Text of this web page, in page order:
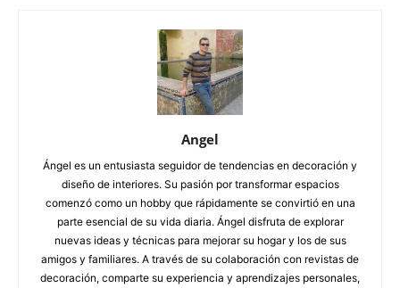
Angel
Ángel es un entusiasta seguidor de tendencias en decoración y
diseño de interiores. Su pasión por transformar espacios
comenzó como un hobby que rápidamente se convirtió en una
parte esencial de su vida diaria. Ángel disfruta de explorar
nuevas ideas y técnicas para mejorar su hogar y los de sus
amigos y familiares. A través de su colaboración con revistas de
decoración, comparte su experiencia y aprendizajes personales,